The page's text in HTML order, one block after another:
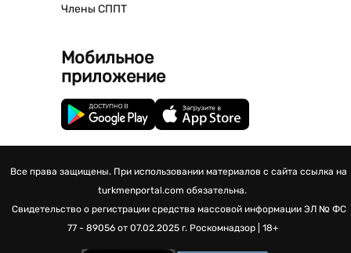
Члены СППТ
Мобильное
приложение
Все права защищены. При использовании материалов с сайта ссылка на
turkmenportal.com обязательна.
Свидетельство о регистрации средства массовой информации ЭЛ № ФС
77 - 89056 от 07.02.2025 г. Роскомнадзор | 18+